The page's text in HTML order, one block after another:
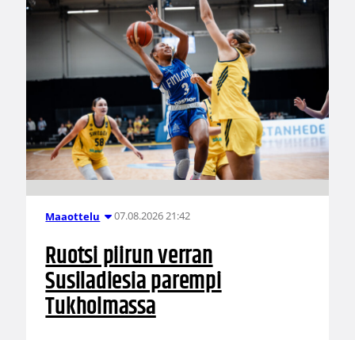
Maaottelu 07.08.2026 21:42
Ruotsi piirun verran
Susiladiesia parempi
Tukholmassa